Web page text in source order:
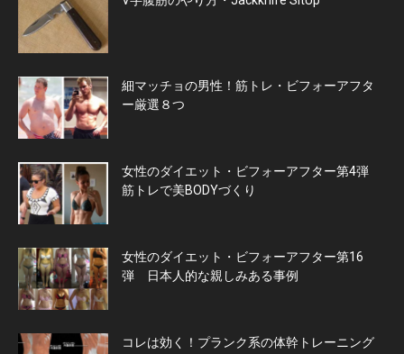
細マッチョの男性！筋トレ・ビフォーアフタ
ー厳選８つ
女性のダイエット・ビフォーアフター第4弾
筋トレで美BODYづくり
女性のダイエット・ビフォーアフター第16
弾 日本人的な親しみある事例
コレは効く！プランク系の体幹トレーニング